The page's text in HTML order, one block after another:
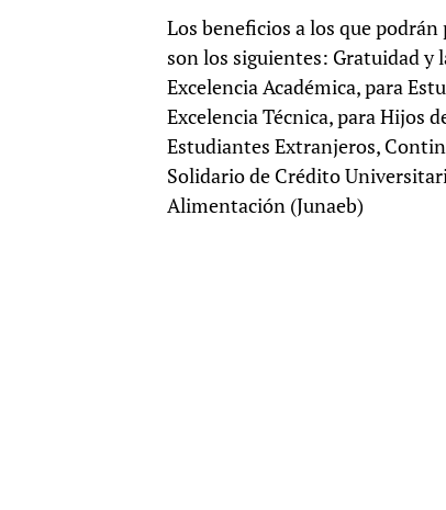
Los beneficios a los que
son los siguientes: Gratuidad y
Excelencia Académica, para
Excelencia Técnica, para Hijos
Estudiantes Extranjeros,
Solidario de Crédito
Alimentación (Junaeb)